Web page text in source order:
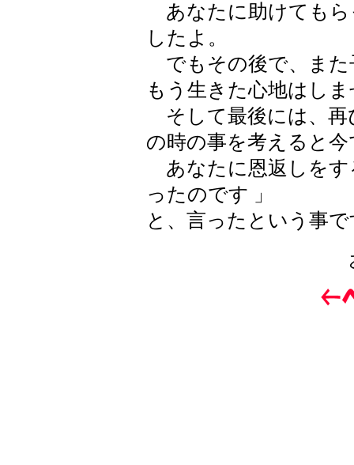
あなたに助けてもら
したよ。
でもその後で、また
もう生きた心地はし
そして最後には、再
の時の事を考えると
あなたに恩返しをす
ったのです 」
と、言ったという事で